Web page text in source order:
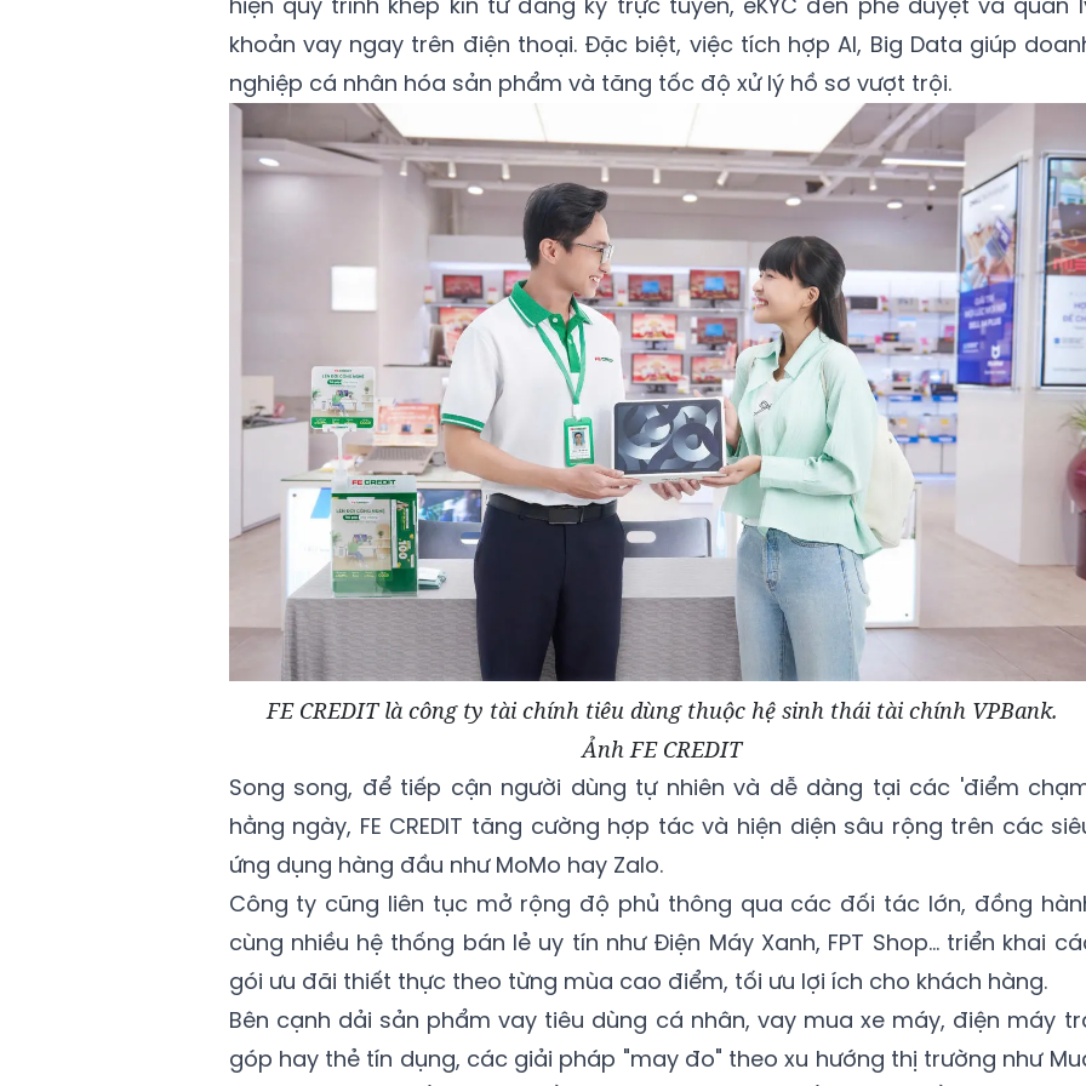
khoản vay ngay trên điện thoại. Đặc biệt, việc tích hợp AI, Big Data giúp
nghiệp cá nhân hóa sản phẩm và tăng tốc độ xử lý hồ sơ vượt trội.
FE CREDIT là công ty tài chính tiêu dùng thuộc hệ sinh thái tài chính VPBank.
Ảnh FE CREDIT
Song song, để tiếp cận người dùng tự nhiên và dễ dàng tại các 'điểm
hằng ngày, FE CREDIT tăng cường hợp tác và hiện diện sâu rộng trên các
ứng dụng hàng đầu như MoMo hay Zalo.
Công ty cũng liên tục mở rộng độ phủ thông qua các đối tác lớn, đồng
cùng nhiều hệ thống bán lẻ uy tín như Điện Máy Xanh, FPT Shop… triển khai
gói ưu đãi thiết thực theo từng mùa cao điểm, tối ưu lợi ích cho khách hàng.
Bên cạnh dải sản phẩm vay tiêu dùng cá nhân, vay mua xe máy, điện máy
góp hay thẻ tín dụng, các giải pháp "may đo" theo xu hướng thị trường như